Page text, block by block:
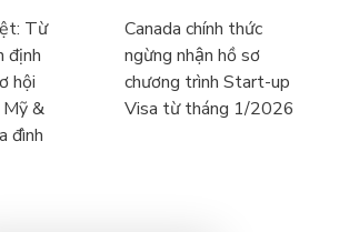
Từ
định
hội
Mỹ &
đình
Canada chính thức
ngừng nhận hồ sơ
chương trình Start-up
Visa từ tháng 1/2026